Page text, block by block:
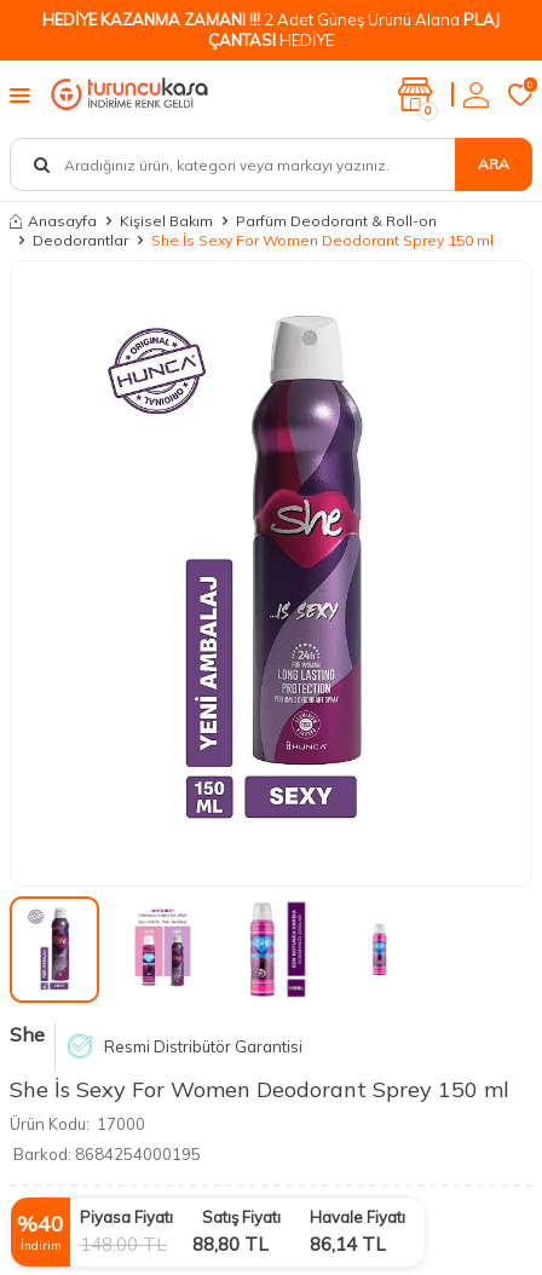
HEDİYE KAZANMA ZAMANI !!! 2 Adet Güneş Ürünü Alana PLAJ
ÇANTASIHEDİYE
ARA
0
0
Anasayfa Kişisel Bakım
Parfüm Deodorant & Roll-on
Deodorantlar
She İs Sexy For Women Deodorant Sprey 150 ml
She Resmi Distribütör Garantisi
She İs Sexy For Women Deodorant Sprey 150 ml
Ürün Kodu: 17000
Barkod: 8684254000195
%40
İndirim
Piyasa Fiyatı
148,00TL
Satış Fiyatı
88,80 TL
Havale Fiyatı
86,14TL